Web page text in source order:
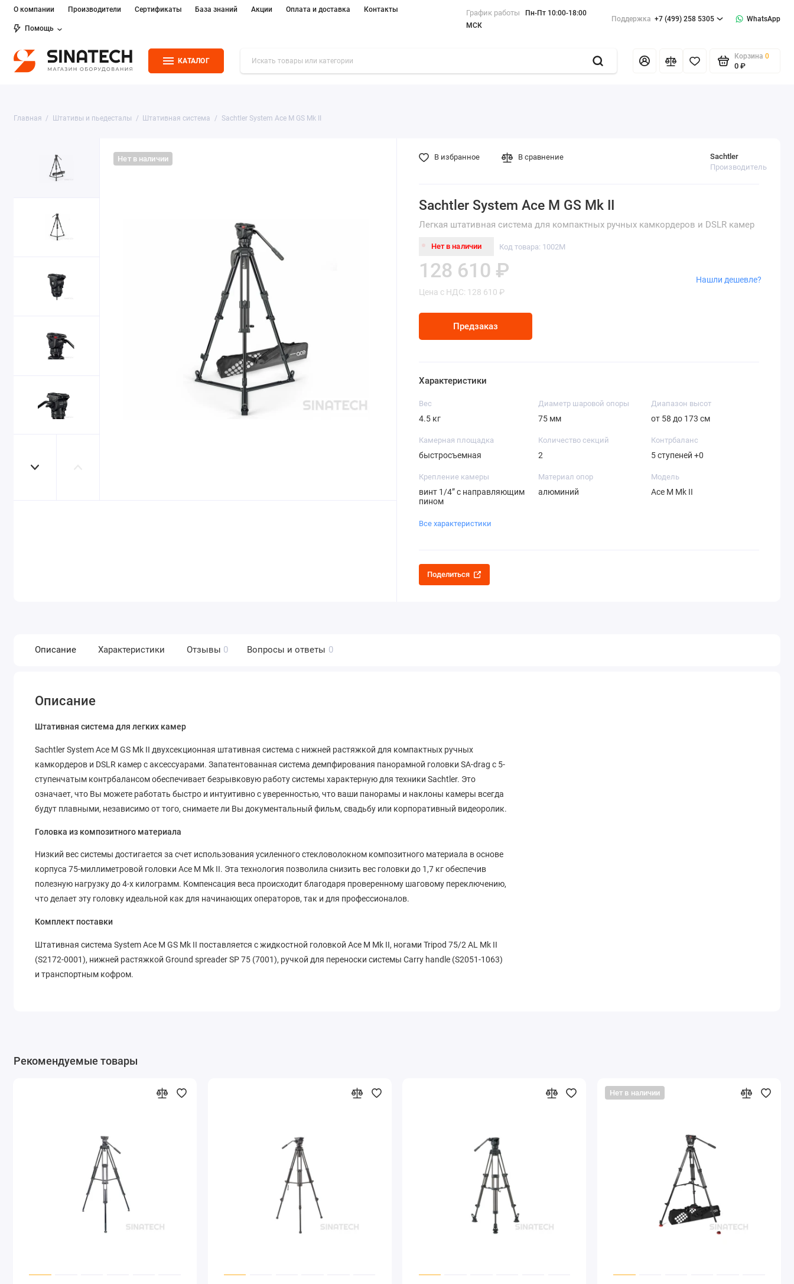
О компании Производители Сертификаты База знаний Акции Оплата и доставка Контакты
Помощь
График работы
Пн-Пт 10:00-18:00
МСК
Поддержка +7 (499) 258 5305 WhatsApp
КАТАЛОГ
Корзина 0
0 ₽
Главная Штативы и пьедесталы Штативная система Sachtler System Ace M GS Mk II
Нет в наличии
Sachtler System Ace M GS Mk II
Легкая штативная система для компактных ручных камкордеров и DSLR камер
Нет в наличии Код товара: 1002M
Sachtler
Производитель
128 610 ₽
Цена с НДС: 128 610 ₽
Предзаказ
Нашли дешевле?
В избранное В сравнение
Характеристики
Вес
4.5 кг
Диаметр шаровой опоры
75 мм
Диапазон высот
от 58 до 173 см
Камерная площадка
быстросъемная
Количество секций
2
Контрбаланс
5 ступеней +0
Крепление камеры
винт 1/4” с направляющим
пином
Материал опор
алюминий
Модель
Ace M Mk II
Все характеристики
Поделиться
Описание Характеристики Отзывы 0 Вопросы и ответы 0
Описание
Штативная система для легких камер
Sachtler System Ace M GS Mk II двухсекционная штативная система с нижней растяжкой для компактных ручных
камкордеров и DSLR камер с аксессуарами. Запатентованная система демпфирования панорамной головки SA-drag с 5-
ступенчатым контрбалансом обеспечивает безрывковую работу системы характерную для техники Sachtler. Это
означает, что Вы можете работать быстро и интуитивно с уверенностью, что ваши панорамы и наклоны камеры всегда
будут плавными, независимо от того, снимаете ли Вы документальный фильм, свадьбу или корпоративный видеоролик.
Головка из композитного материала
Низкий вес системы достигается за счет использования усиленного стекловолокном композитного материала в основе
корпуса 75-миллиметровой головки Ace M Mk II. Эта технология позволила снизить вес головки до 1,7 кг обеспечив
полезную нагрузку до 4-х килограмм. Компенсация веса происходит благодаря проверенному шаговому переключению,
что делает эту головку идеальной как для начинающих операторов, так и для профессионалов.
Комплект поставки
Штативная система System Ace M GS Mk II поставляется с жидкостной головкой Ace M Mk II, ногами Tripod 75/2 AL Mk II
(S2172-0001), нижней растяжкой Ground spreader SP 75 (7001), ручкой для переноски системы Carry handle (S2051-1063)
и транспортным кофром.
Рекомендуемые товары
Нет в наличии